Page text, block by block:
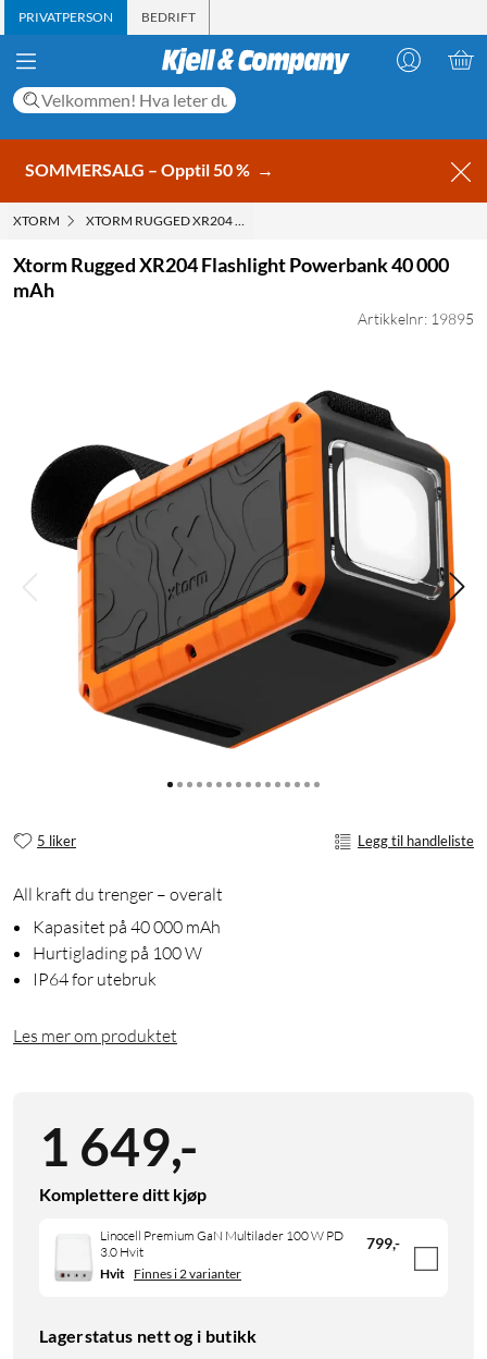
PRIVATPERSON BEDRIFT
SOMMERSALG – Opptil 50 % →
XTORM XTORM RUGGED XR204 FLASHLIGHT POWERBANK 40 000 MAH
Xtorm Rugged XR204 Flashlight Powerbank 40 000
mAh
Artikkelnr: 19895
5 liker Legg til handleliste
All kraft du trenger – overalt
Kapasitet på 40 000 mAh
Hurtiglading på 100 W
IP64 for utebruk
Les mer om produktet
1 649,-
Komplettere ditt kjøp
Linocell Premium GaN Multilader 100 W PD
3.0 Hvit
799,-
Hvit Finnes i 2 varianter
Lagerstatus nett og i butikk